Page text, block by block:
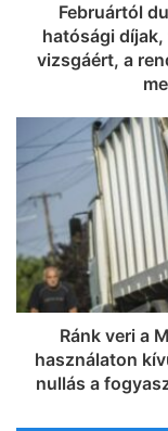
Februártól
hatósági
vizsgáért, a
Ránk veri a
használaton
nullás a